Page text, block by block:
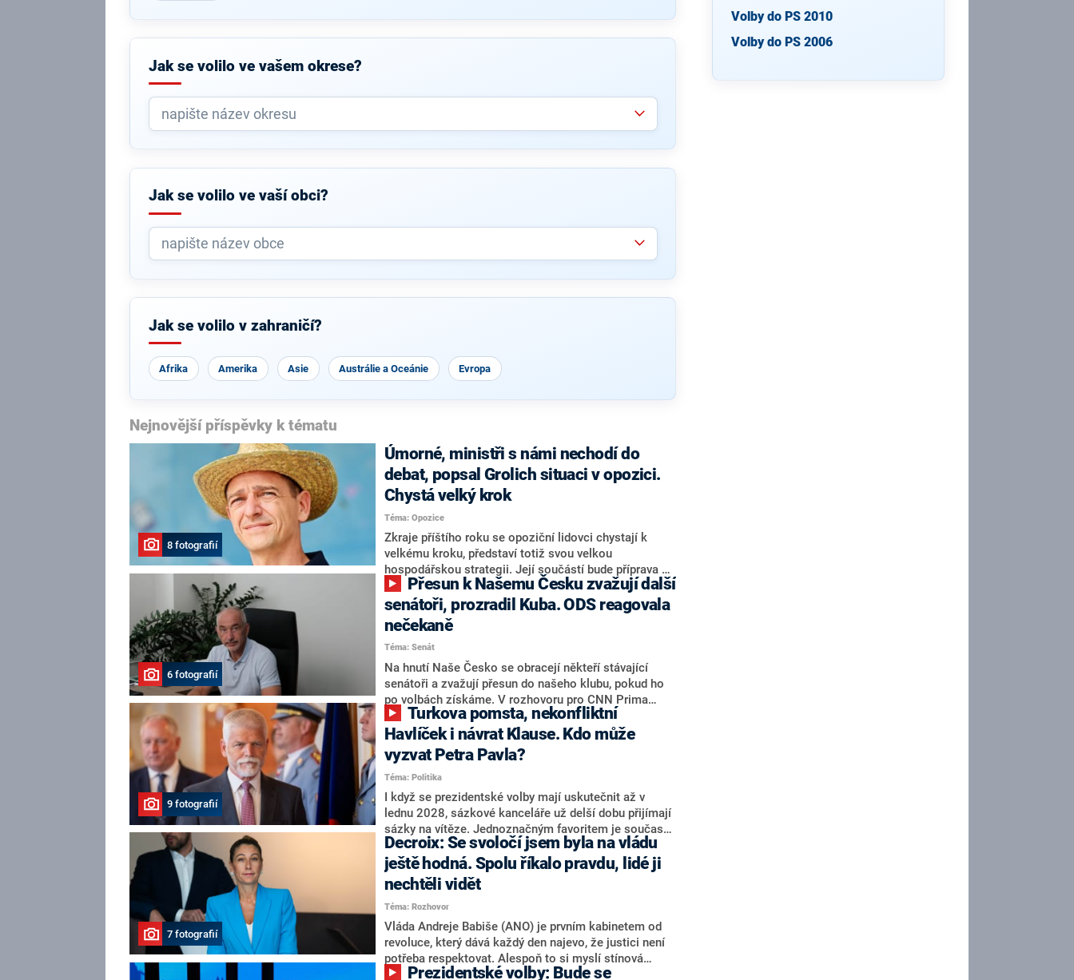
Jak se volilo ve vašem okrese?
Jak se volilo ve vaší obci?
Jak se volilo v zahraničí?
Afrika Amerika Asie Austrálie a Oceánie Evropa
Nejnovější příspěvky k tématu
8 fotografií
Úmorné, ministři s námi nechodí do
debat, popsal Grolich situaci v opozici.
Chystá velký krok
Téma: Opozice
Zkraje příštího roku se opoziční lidovci chystají k
velkému kroku, představí totiž svou velkou
hospodářskou strategii. Její součástí bude příprava na
stárnutí populace, řekl ve středu na setkání s novináři
nový předseda lidovců Jan Grolich. Ten zároveň v
senátních volbách kandiduje ve Vyškově. Popsal i
aktivitu opozice, o níž vládní strany nebo političtí
komentátoři mluví jako o slabé a v defenzivě. „Je to
úmorná práce upozorňovat na chyby vlády. Ministři s
námi navíc nechodí do debat. Chceme ale ukazovat
svoje témata,“ odpověděl Grolich na dotaz CNN Prima
NEWS.
6 fotografií
senátoři, prozradil Kuba. ODS reagovala
nečekaně
Téma: Senát
Na hnutí Naše Česko se obracejí někteří stávající
senátoři a zvažují přesun do našeho klubu, pokud ho
po volbách získáme. V rozhovoru pro CNN Prima
NEWS to řekl zakladatel hnutí a jihočeský hejtman
Martin Kuba. Konkrétní nebyl, ale získat by takto mohl
například senátora Zdeňka Hrabu, který je dnes
součástí klubu ODS a TOP 09. Hraba to na dotaz
redakce nevyloučil. Předseda klubu senátorů ODS
Zdeněk Nytra redakci řekl, že počítá s odchodem
některých senátorů z klubu a že Naše Česko není
nepřítel, ale soupeř.
9 fotografií
Havlíček i návrat Klause. Kdo může
vyzvat Petra Pavla?
Téma: Politika
I když se prezidentské volby mají uskutečnit až v
lednu 2028, sázkové kanceláře už delší dobu přijímají
sázky na vítěze. Jednoznačným favoritem je současná
hlava státu Petr Pavel. Daleko za ním pak bookmakeři
zmiňují dva výrazné politiky ANO, tedy premiéra
Andreje Babiše a ministra průmyslu Karla Havlíčka.
Oblíbeným tipem samotných sázkařů je poslanec za
Motoristy Filip Turek. Politolog Jan Kubáček nicméně
o případné kandidatuře kohokoliv ze zmíněné trojice
značně pochybuje. Podle něj současná koalice dosud
nemá osobu, která by Pavlovi mohla konkurovat.
7 fotografií
Decroix: Se svoločí jsem byla na vládu
ještě hodná. Spolu říkalo pravdu, lidé ji
nechtěli vidět
Téma: Rozhovor
Vláda Andreje Babiše (ANO) je prvním kabinetem od
revoluce, který dává každý den najevo, že justici není
potřeba respektovat. Alespoň to si myslí stínová
ministryně spravedlnosti ODS Eva Decroix. V
Volby do PS 2010
Volby do PS 2006